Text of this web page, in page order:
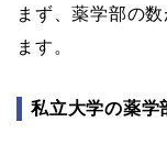
まず、薬学部の
ます。
私立大学の薬学